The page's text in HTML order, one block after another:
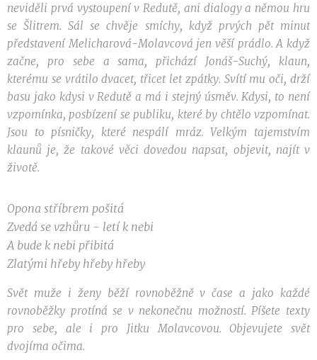
neviděli prvá vystoupení v Redutě, ani dialogy a němou hru
se Šlitrem. Sál se chvěje smíchy, když prvých pět minut
představení Melicharová-Molavcová jen věší prádlo. A když
začne, pro sebe a sama, přichází Jonáš-Suchý, klaun,
kterému se vrátilo dvacet, třicet let zpátky. Svítí mu oči, drží
basu jako kdysi v Redutě a má i stejný úsměv. Kdysi, to není
vzpomínka, posbízení se publiku, které by chtělo vzpomínat.
Jsou to písničky, které nespálí mráz. Velkým tajemstvím
klaunů je, že takové věci dovedou napsat, objevit, najít v
životě.
Opona stříbrem pošitá
Zvedá se vzhůru - letí k nebi
A bude k nebi přibitá
Zlatými hřeby hřeby hřeby
Svět muže i ženy běží rovnoběžně v čase a jako každé
rovnoběžky protíná se v nekonečnu možností. Píšete texty
pro sebe, ale i pro Jitku Molavcovou. Objevujete svět
dvojíma očima.